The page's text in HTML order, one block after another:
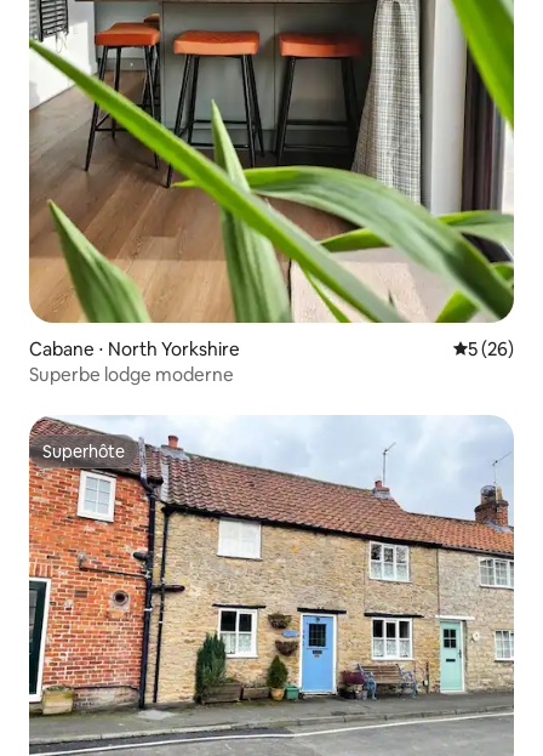
Cabane ⋅ North Yorkshire
5 (26)
Superbe lodge moderne
Superhôte
Superhôte